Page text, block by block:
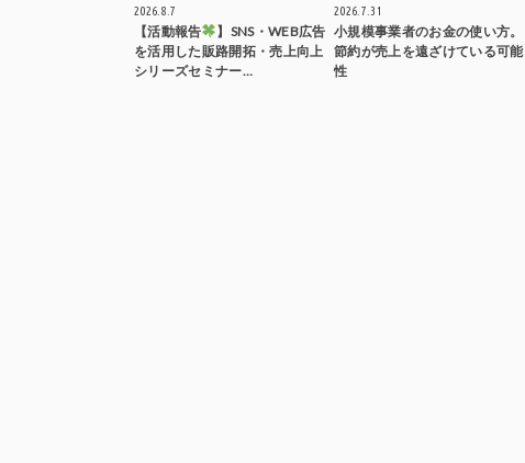
2026.8.7
【活動報告
】SNS・WEB広告
を活用した販路開拓・売上向上
シリーズセミナー…
2026.7.31
小規模事業者のお金の使い方。
節約が売上を遠ざけている可能
性